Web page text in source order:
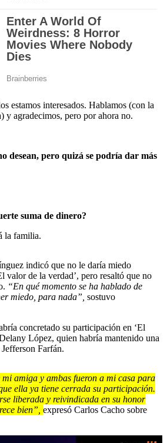
estamos interesados. Hablamos (con la
y agradecimos, pero por ahora no.
desean, pero quizá se podría dar más
suma de dinero?
la familia.
indicó que no le daría miedo
valor de la verdad’, pero resaltó que no
“En qué momento se ha hablado de
miedo, para nada”, sostuvo
concretado su participación en ‘El
López, quien habría mantenido una
Farfán.
amiga y ambas fueron a mi casa para
ella ya tiene cerrada su participación.
liberada y reivindicada en su honor
bien”, expresó Carlos Cacho sobre